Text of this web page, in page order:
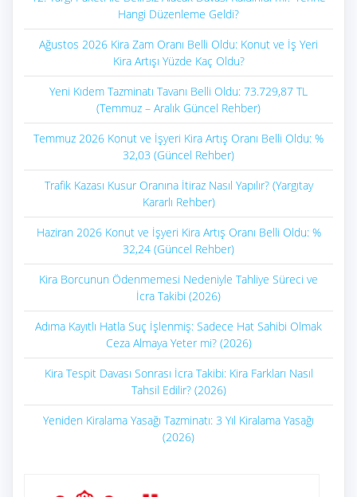
Hangi Düzenleme Geldi?
Ağustos 2026 Kira Zam Oranı Belli Oldu: Konut ve İş Yeri
Kira Artışı Yüzde Kaç Oldu?
Yeni Kıdem Tazminatı Tavanı Belli Oldu: 73.729,87 TL
(Temmuz – Aralık Güncel Rehber)
Temmuz 2026 Konut ve İşyeri Kira Artış Oranı Belli Oldu: %
32,03 (Güncel Rehber)
Trafik Kazası Kusur Oranına İtiraz Nasıl Yapılır? (Yargıtay
Kararlı Rehber)
Haziran 2026 Konut ve İşyeri Kira Artış Oranı Belli Oldu: %
32,24 (Güncel Rehber)
Kira Borcunun Ödenmemesi Nedeniyle Tahliye Süreci ve
İcra Takibi (2026)
Adıma Kayıtlı Hatla Suç İşlenmiş: Sadece Hat Sahibi Olmak
Ceza Almaya Yeter mi? (2026)
Kira Tespit Davası Sonrası İcra Takibi: Kira Farkları Nasıl
Tahsil Edilir? (2026)
Yeniden Kiralama Yasağı Tazminatı: 3 Yıl Kiralama Yasağı
(2026)